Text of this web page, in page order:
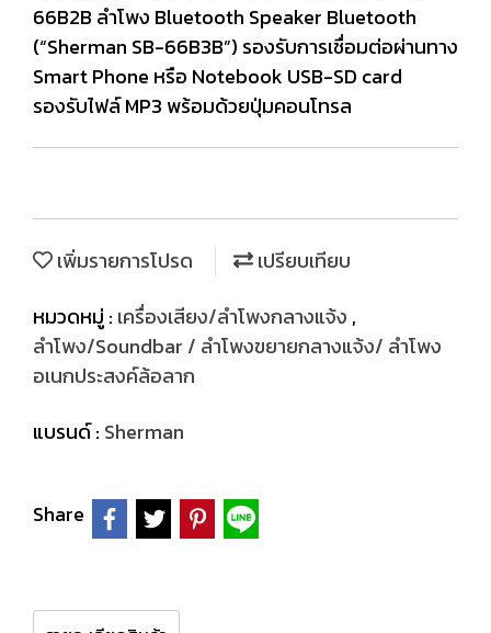
66B2B ลำโพง Bluetooth Speaker Bluetooth
(“Sherman SB-66B3B”) รองรับการเชื่อมต่อผ่านทาง
Smart Phone หรือ Notebook USB-SD card
รองรับไฟล์ MP3 พร้อมด้วยปุ่มคอนโทรล
เพิ่มรายการโปรด
เปรียบเทียบ
หมวดหมู่ : เครื่องเสียง/ลำโพงกลางแจ้ง ,
ลำโพง/Soundbar / ลำโพงขยายกลางแจ้ง/ ลำโพง
อเนกประสงค์ล้อลาก
แบรนด์ : Sherman
Share